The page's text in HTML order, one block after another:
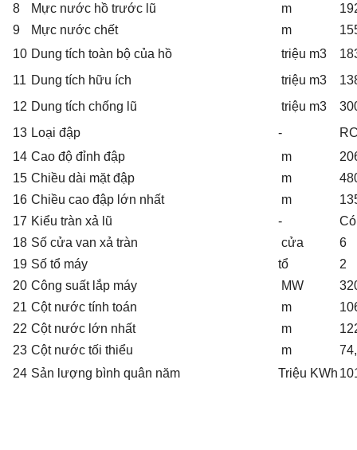
8
Mực nước hồ trước lũ m
9
Mực nước chết m
10 Dung tích toàn bộ của hồ triệu m3
11 Dung tích hữu ích triệu m3
12 Dung tích chống lũ triệu m3
13 Loại đập -
14 Cao độ đỉnh đập m
15 Chiều dài mặt đập m
16 Chiều cao đập lớn nhất m
17 Kiểu tràn xả lũ -
18 Số cửa van xả tràn cửa
6
19 Số tổ máy tổ
2
20 Công suất lắp máy MW
21 Cột nước tính toán m
22 Cột nước lớn nhất m
23 Cột nước tối thiểu m
24 Sản lượng bình quân năm Triệu KWh